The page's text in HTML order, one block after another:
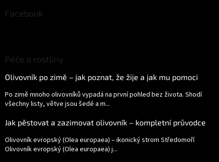
Facebook
Péče o rostliny
Olivovník po zimě – jak poznat, že žije a jak mu pomoci
Po zimě mnoho olivovníků vypadá na první pohled bez života. Shodí
všechny listy, větve jsou šedé a m...
Jak pěstovat a zazimovat olivovník – kompletní průvodce
Olivovník evropský (Olea europaea) – ikonický strom Středomoří
Olivovník evropský (Olea europaea) j...